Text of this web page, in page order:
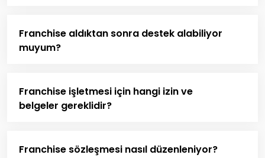
Franchise aldıktan sonra destek alabiliyor
muyum?
Franchise işletmesi için hangi izin ve
belgeler gereklidir?
Franchise sözleşmesi nasıl düzenleniyor?